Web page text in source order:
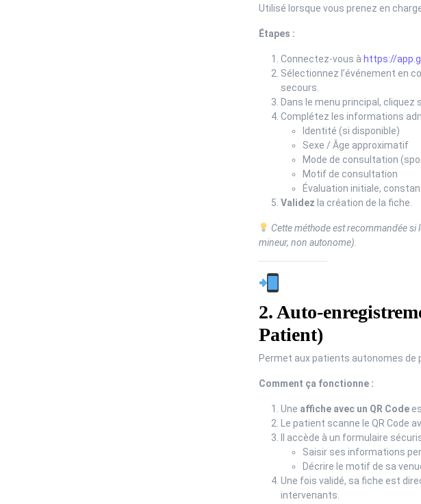
Utilisé lorsque vous prenez en
Étapes :
Connectez-vous à https://
Sélectionnez l’événement en
secours.
Dans le menu principal, cliquez
Complétez les informations
Identité (si disponible)
Sexe / Âge approximatif
Mode de consultation
Motif de consultation
Évaluation initiale,
Validez la création de la fiche.
Cette méthode est recommandée si
mineur, non autonome).
2. Auto-
Patient)
Permet aux patients autonomes de
Comment ça fonctionne :
Une affiche avec un QR Code
Le patient scanne le QR Code
Il accède à un formulaire
Saisir ses informations
Décrire le motif de sa
Une fois validé, sa fiche est
intervenants.